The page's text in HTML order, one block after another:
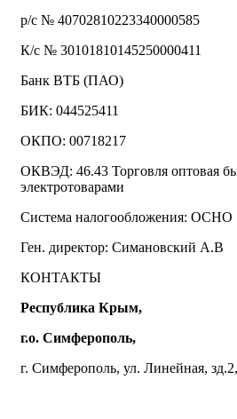
р/с № 40702810223340000585
К/с № 30101810145250000411
Банк ВТБ (ПАО)
БИК: 044525411
ОКПО: 00718217
ОКВЭД: 46.43 Торговля оптовая
электротоварами
Система налогообложения: ОСНО
Ген. директор: Симановский А.В
КОНТАКТЫ
Республика Крым,
г.о. Симферополь,
г. Симферополь, ул. Линейная,